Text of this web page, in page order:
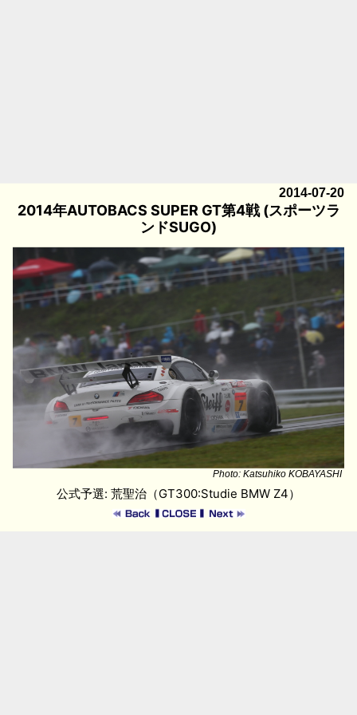
2014-07-20
2014年AUTOBACS SUPER GT第4戦 (スポーツラ
ンドSUGO)
Photo: Katsuhiko KOBAYASHI
公式予選: 荒聖治（GT300:Studie BMW Z4）